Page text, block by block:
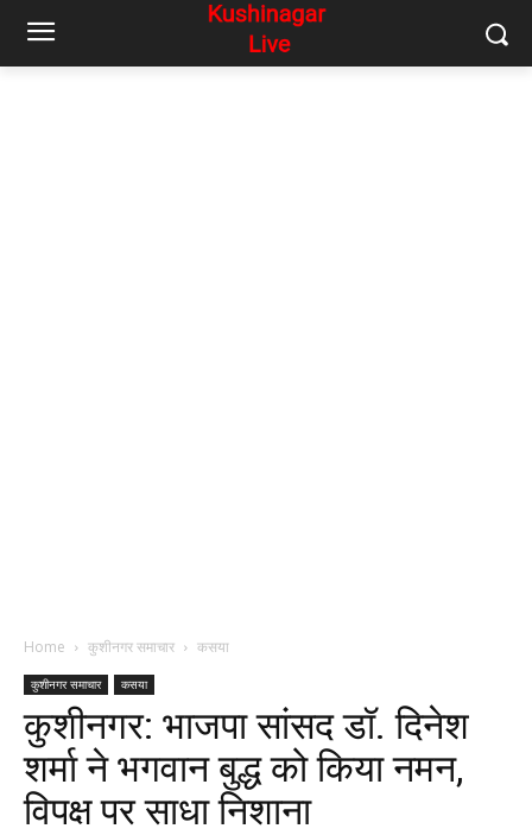
Home कुशीनगर समाचार कसया
कुशीनगर समाचार कसया
कुशीनगर: भाजपा सांसद डॉ. दिनेश
शर्मा ने भगवान बुद्ध को किया नमन,
विपक्ष पर साधा निशाना